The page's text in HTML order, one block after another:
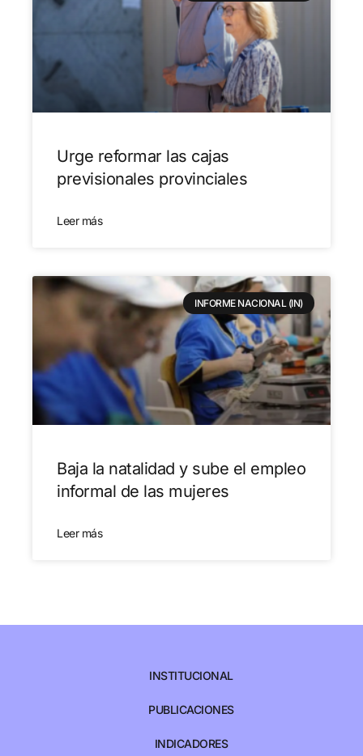
Urge reformar las cajas
previsionales provinciales
Leer más
INFORME NACIONAL (IN)
Baja la natalidad y sube el empleo
informal de las mujeres
Leer más
INSTITUCIONAL
PUBLICACIONES
INDICADORES